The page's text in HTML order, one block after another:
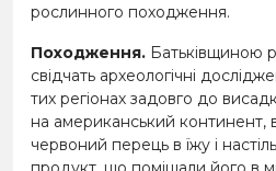
рослинного походження.
Походження. Батьківщиною
свідчать археологічні
тих регіонах задовго до
на американський континент,
червоний перець в їжу і